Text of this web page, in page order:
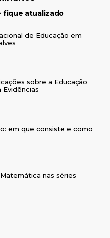
fique atualizado
de Educação em
sobre a Educação
Evidências
em que consiste e como
nas séries